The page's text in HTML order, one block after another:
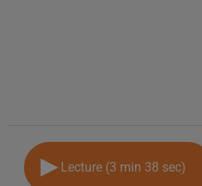
Lecture (3 min 38 sec)